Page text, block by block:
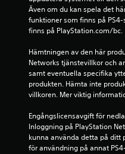
Även om du kan spela det
funktioner som finns på
finns på PlayStation.com/bc.
Hämtningen av den här
Networks tjänstevillkor och
samt eventuella specifika
produkten. Hämta inte
villkoren. Mer viktig
Engångslicensavgift för
Inloggning på PlayStation
kunna använda detta på ditt
för användning på annat